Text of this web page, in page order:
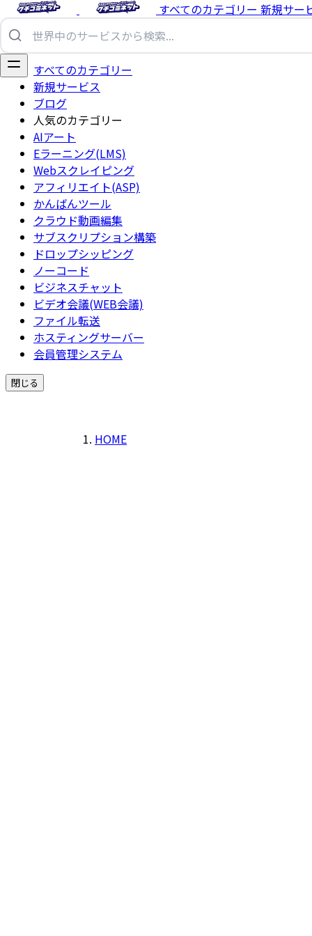
すべてのカテゴリー 新規サー
すべてのカテゴリー
新規サービス
ブログ
人気のカテゴリー
AIアート
Eラーニング(LMS)
Webスクレイピング
アフィリエイト(ASP)
かんばんツール
クラウド動画編集
サブスクリプション構築
ドロップシッピング
ノーコード
ビジネスチャット
ビデオ会議(WEB会議)
ファイル転送
ホスティングサーバー
会員管理システム
閉じる
HOME